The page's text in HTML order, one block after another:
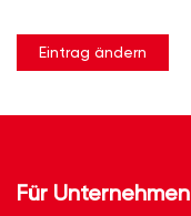
Eintrag ändern
Für Unternehmen